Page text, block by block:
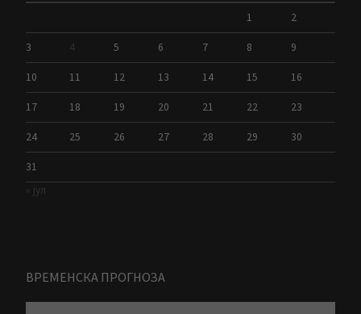
1 2
3 4 5 6 7 8 9
10 11 12 13 14 15 16
17 18 19 20 21 22 23
24 25 26 27 28 29 30
31
« јул
ВРЕМЕНСКА ПРОГНОЗА